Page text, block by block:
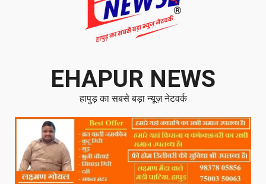
EHAPUR NEWS
हापुड़ का सबसे बड़ा न्यूज़ नेटवर्क